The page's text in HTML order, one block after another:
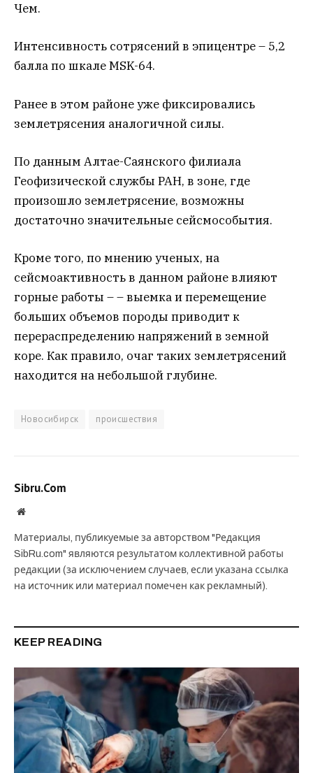
Чем.
Интенсивность сотрясений в эпицентре – 5,2
балла по шкале MSK-64.
Ранее в этом районе уже фиксировались
землетрясения аналогичной силы.
По данным Алтае-Саянского филиала
Геофизической службы РАН, в зоне, где
произошло землетрясение, возможны
достаточно значительные сейсмособытия.
Кроме того, по мнению ученых, на
сейсмоактивность в данном районе влияют
горные работы – – выемка и перемещение
больших объемов породы приводит к
перераспределению напряжений в земной
коре. Как правило, очаг таких землетрясений
находится на небольшой глубине.
Новосибирск происшествия
Sibru.Com
Website
Материалы, публикуемые за авторством "Редакция
SibRu.com" являются результатом коллективной работы
редакции (за исключением случаев, если указана ссылка
на источник или материал помечен как рекламный).
KEEP READING